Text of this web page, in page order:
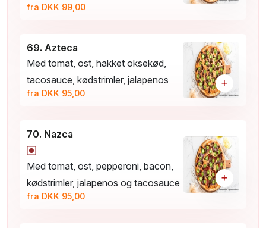
fra DKK 99,00
69. Azteca
Med tomat, ost, hakket oksekød,
tacosauce, kødstrimler, jalapenos
fra DKK 95,00
+
70. Nazca
Med tomat, ost, pepperoni, bacon,
kødstrimler, jalapenos og tacosauce
fra DKK 95,00
+